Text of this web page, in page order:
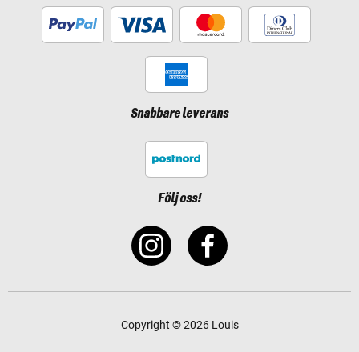
Snabbare leverans
Följ oss!
Copyright © 2026 Louis